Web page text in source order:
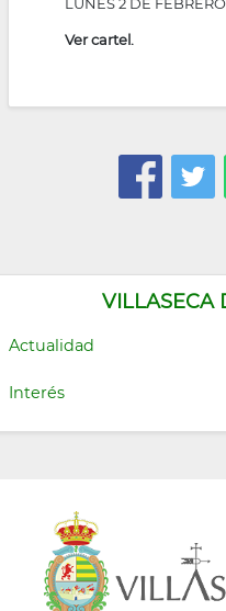
VILLASECA
Actualidad
Interés
Ver cartel.